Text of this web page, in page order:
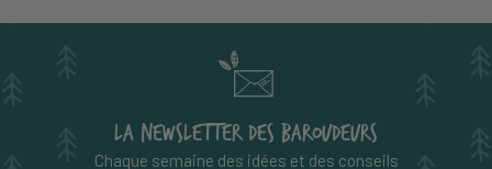
LA NEWSLETTER DES BAROUDEURS
Chaque semaine des idées et des conseils